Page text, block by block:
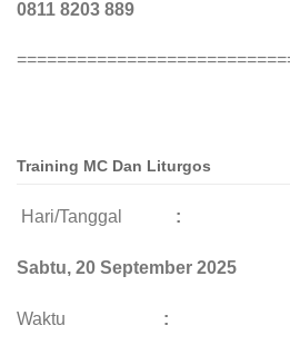
0811 8203 889
Training MC Dan Liturgos
Hari/Tanggal :
Sabtu, 20 September 2025
Waktu :